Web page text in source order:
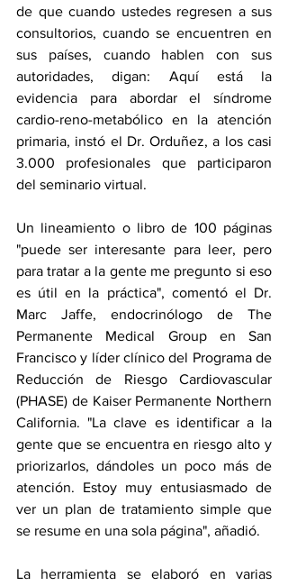
de que cuando ustedes regresen a sus
consultorios, cuando se encuentren en
sus países, cuando hablen con sus
autoridades, digan: Aquí está la
evidencia para abordar el síndrome
cardio-reno-metabólico en la atención
primaria, instó el Dr. Orduñez, a los casi
3.000 profesionales que participaron
del seminario virtual.
Un lineamiento o libro de 100 páginas
"puede ser interesante para leer, pero
para tratar a la gente me pregunto si eso
es útil en la práctica", comentó el Dr.
Marc Jaffe, endocrinólogo de The
Permanente Medical Group en San
Francisco y líder clínico del Programa de
Reducción de Riesgo Cardiovascular
(PHASE) de Kaiser Permanente Northern
California. "La clave es identificar a la
gente que se encuentra en riesgo alto y
priorizarlos, dándoles un poco más de
atención. Estoy muy entusiasmado de
ver un plan de tratamiento simple que
se resume en una sola página", añadió.
La herramienta se elaboró en varias